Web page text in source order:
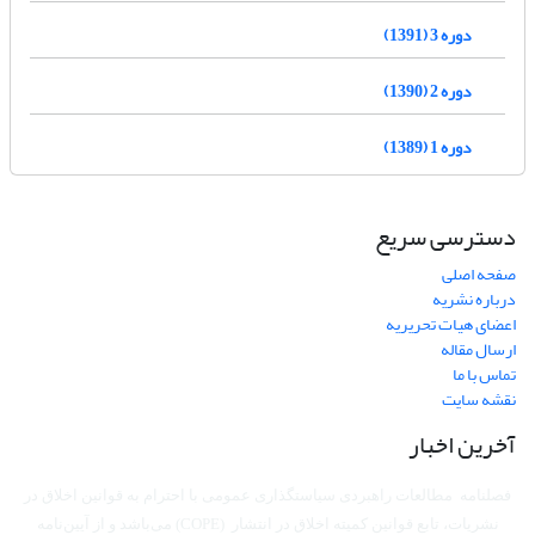
دوره 3 (1391)
دوره 2 (1390)
دوره 1 (1389)
دسترسی سریع
صفحه اصلی
درباره نشریه
اعضای هیات تحریریه
ارسال مقاله
تماس با ما
نقشه سایت
آخرین اخبار